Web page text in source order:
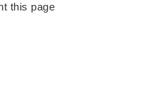
this page